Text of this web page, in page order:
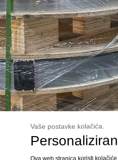
Vaše postavke kolačića.
Ova web stranica koristi